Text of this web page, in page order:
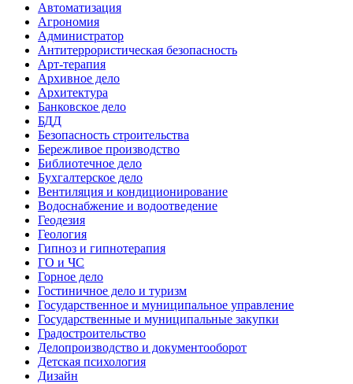
Автоматизация
Агрономия
Администратор
Антитеррористическая безопасность
Арт-терапия
Архивное дело
Архитектура
Банковское дело
БДД
Безопасность строительства
Бережливое производство
Библиотечное дело
Бухгалтерское дело
Вентиляция и кондиционирование
Водоснабжение и водоотведение
Геодезия
Геология
Гипноз и гипнотерапия
ГО и ЧС
Горное дело
Гостиничное дело и туризм
Государственное и муниципальное управление
Государственные и муниципальные закупки
Градостроительство
Делопроизводство и документооборот
Детская психология
Дизайн